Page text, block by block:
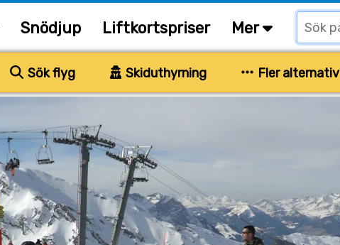
Snödjup Liftkortspriser Mer
Sök flyg Skiduthyrning Fler alternativ